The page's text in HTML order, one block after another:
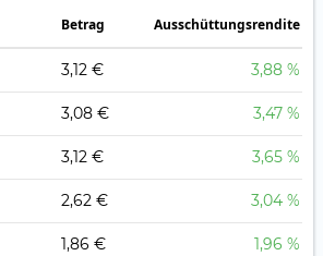
Betrag Ausschüttungsrendite
3,12 € 3,88 %
3,08 € 3,47 %
3,12 € 3,65 %
2,62 € 3,04 %
1,86 € 1,96 %